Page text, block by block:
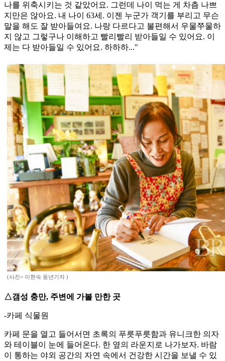
나를 위축시키는 것 같았어요. 그런데 나이 먹는 게 차츰 나쁘
지만은 않아요. 내 나이 63세. 이젠 누군가 객기를 부리고 무슨
말을 해도 잘 받아들여요. 나랑 다르다고 불편해서 우물쭈물하
지 않고 그렇구나 이해하고 빨리빨리 받아들일 수 있어요. 이
제는 다 받아들일 수 있어요. 하하하..."
(사진= 이현숙 동년기자 )
△갬성 충만, 주변에 가볼 만한 곳
-카페 식물원
카페 문을 열고 들어서면 초록의 푸릇푸릇함과 유니크한 의자
와 테이블이 눈에 들어온다. 한 옆의 라운지로 나가보자. 바람
이 통하는 야외 공간의 자연 속에서 건강한 시간을 보낼 수 있